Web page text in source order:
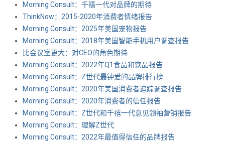
Morning Consult：千禧一代对品牌的期待
ThinkNow：2015-2020年消费者情绪报告
Morning Consult：2025年美国宠物报告
Morning Consult：2018年美国智能手机用户调查报告
比会议室更大：对CEO的角色期待
Morning Consult：2022年Q1食品和饮品报告
Morning Consult：Z世代最钟爱的品牌排行榜
Morning Consult：2020年美国消费者追踪调查报告
Morning Consult：2020年消费者的信任报告
Morning Consult：Z世代和千禧一代意见领袖营销报告
Morning Consult：理解Z世代
Morning Consult：2022年最值得信任的品牌报告